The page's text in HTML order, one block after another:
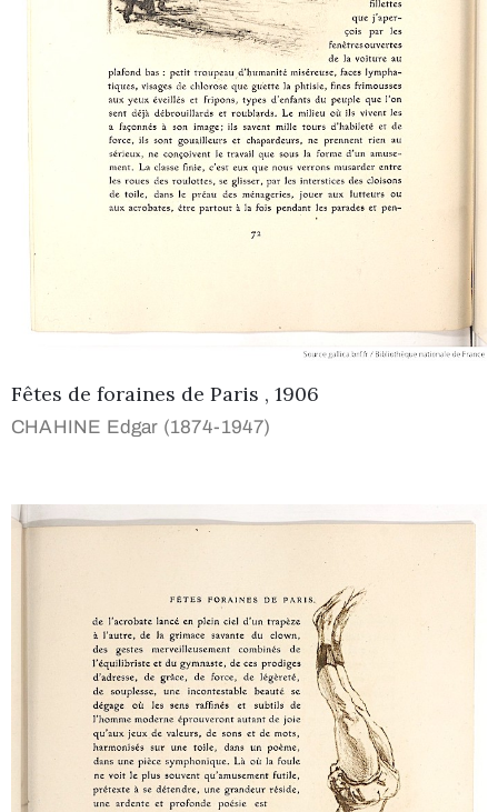
Fêtes de foraines de Paris , 1906
CHAHINE Edgar (1874-1947)